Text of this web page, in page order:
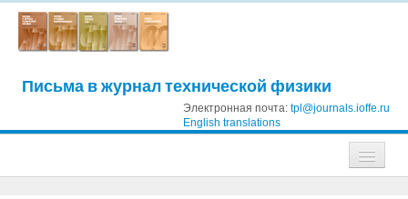
Письма в журнал технической физики
Электронная почта: tpl@journals.ioffe.ru
English translations